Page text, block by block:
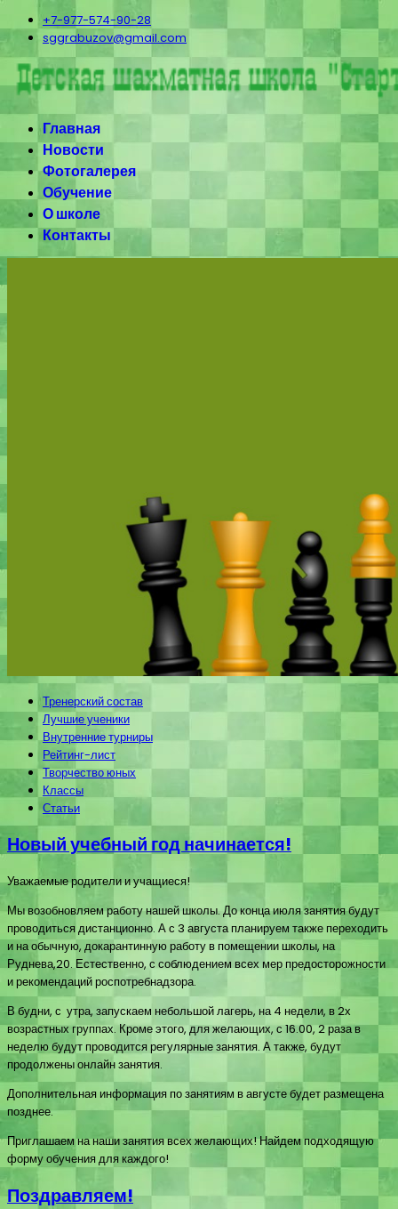
+7-977-574-90-28
sggrabuzov@gmail.com
Главная
Новости
Фотогалерея
Обучение
О школе
Контакты
Тренерский состав
Лучшие ученики
Внутренние турниры
Рейтинг-лист
Творчество юных
Классы
Статьи
Новый учебный год начинается!
Уважаемые родители и учащиеся!
Мы возобновляем работу нашей школы. До конца июля занятия будут
проводиться дистанционно. А с 3 августа планируем также переходить
и на обычную, докарантинную работу в помещении школы, на
Руднева,20. Естественно, с соблюдением всех мер предосторожности
и рекомендаций роспотребнадзора.
В будни, с утра, запускаем небольшой лагерь, на 4 недели, в 2х
возрастных группах. Кроме этого, для желающих, с 16.00, 2 раза в
неделю будут проводится регулярные занятия. А также, будут
продолжены онлайн занятия.
Дополнительная информация по занятиям в августе будет размещена
позднее.
Приглашаем на наши занятия всех желающих! Найдем подходящую
форму обучения для каждого!
Поздравляем!